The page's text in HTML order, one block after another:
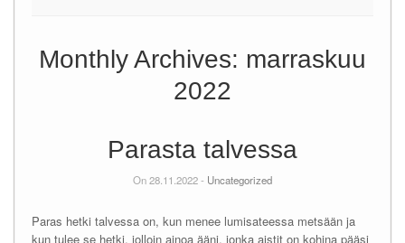
Monthly Archives: marraskuu
2022
Parasta talvessa
On 28.11.2022 - Uncategorized
Paras hetki talvessa on, kun menee lumisateessa metsään ja
kun tulee se hetki, jolloin ainoa ääni, jonka aistit on kohina pääsi